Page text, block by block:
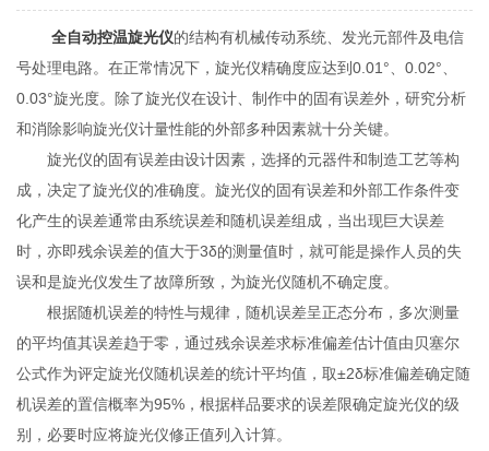
全自动控温旋光仪的结构有机械传动系统、发光元部件及电信
号处理电路。在正常情况下，旋光仪精确度应达到0.01°、0.02°、
0.03°旋光度。除了旋光仪在设计、制作中的固有误差外，研究分析
和消除影响旋光仪计量性能的外部多种因素就十分关键。
旋光仪的固有误差由设计因素，选择的元器件和制造工艺等构
成，决定了旋光仪的准确度。旋光仪的固有误差和外部工作条件变
化产生的误差通常由系统误差和随机误差组成，当出现巨大误差
时，亦即残余误差的值大于3δ的测量值时，就可能是操作人员的失
误和是旋光仪发生了故障所致，为旋光仪随机不确定度。
根据随机误差的特性与规律，随机误差呈正态分布，多次测量
的平均值其误差趋于零，通过残余误差求标准偏差估计值由贝塞尔
公式作为评定旋光仪随机误差的统计平均值，取±2δ标准偏差确定随
机误差的置信概率为95%，根据样品要求的误差限确定旋光仪的级
别，必要时应将旋光仪修正值列入计算。